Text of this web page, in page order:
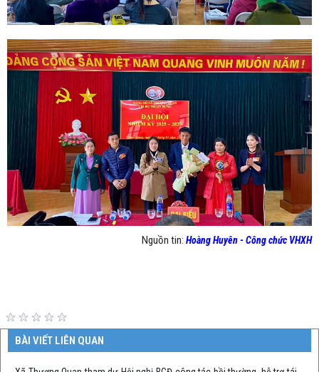
Nguồn tin: Hoàng Huyên - Công chức VHXH
BÀI VIẾT LIÊN QUAN